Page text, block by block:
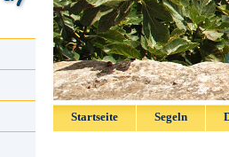
Startseite Segeln